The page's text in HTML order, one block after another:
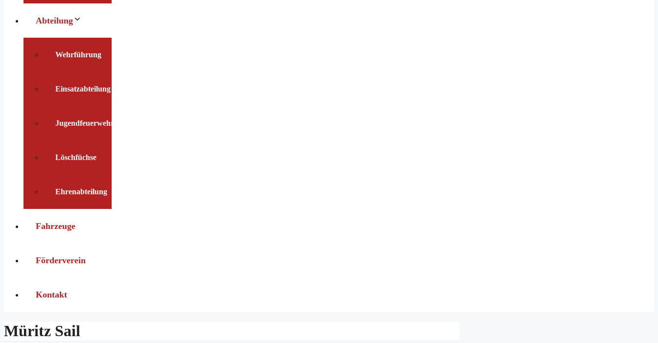
Abteilung
Wehrführung
Einsatzabteilung
Jugendfeuerwehr
Löschfüchse
Ehrenabteilung
Fahrzeuge
Förderverein
Kontakt
Müritz Sail